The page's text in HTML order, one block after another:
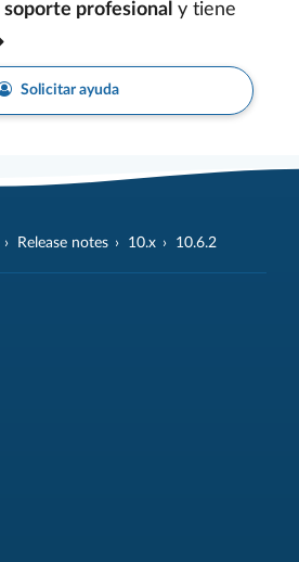
soporte profesional y tiene
Solicitar ayuda
Release notes 10.x 10.6.2